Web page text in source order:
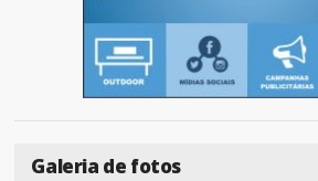
Galeria de fotos